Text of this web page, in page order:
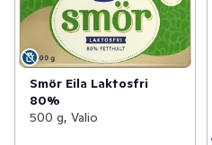
Smör Eila Laktosfri
80%
500 g, Valio